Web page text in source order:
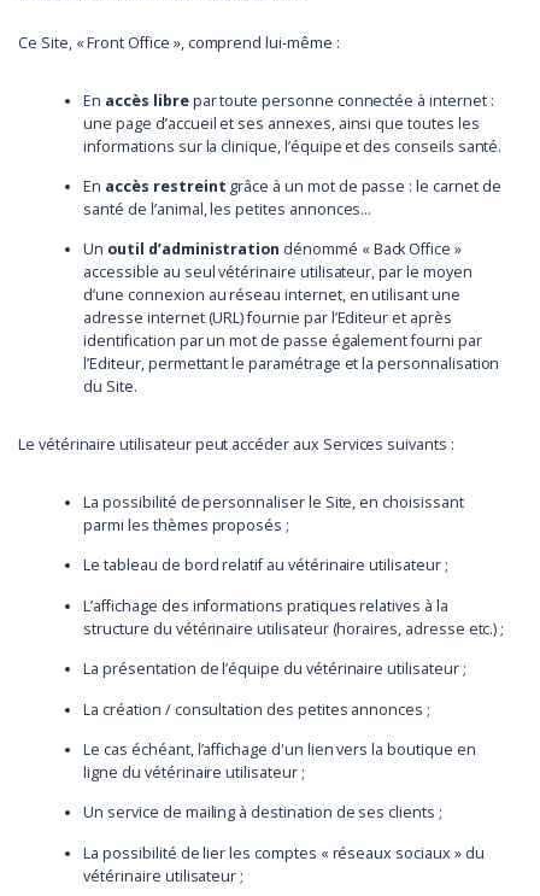
Ce Site, « Front Office », comprend lui-même :
En accès librepar toute personne connectée à internet :
une page d’accueil et ses annexes, ainsi que toutes les
informations sur la clinique, l’équipe et des conseils santé.
En accès restreint grâce à un mot de passe : le carnet de
santé de l’animal, les petites annonces…
Un outil d’administration dénommé « Back Office »
accessible au seul vétérinaire utilisateur, par le moyen
d’une connexion au réseau internet, en utilisant une
adresse internet (URL) fournie par l’Editeur et après
identification par un mot de passe également fourni par
l’Editeur, permettant le paramétrage et la personnalisation
du Site.
Le vétérinaire utilisateur peut accéder aux Services suivants :
La possibilité de personnaliser le Site, en choisissant
parmi les thèmes proposés ;
Le tableau de bord relatif au vétérinaire utilisateur ;
L’affichage des informations pratiques relatives à la
structure du vétérinaire utilisateur (horaires, adresse etc.) ;
La présentation de l’équipe du vétérinaire utilisateur ;
La création / consultation des petites annonces ;
Le cas échéant, l’affichage d'un lien vers la boutique en
ligne du vétérinaire utilisateur ;
Un service de mailing à destination de ses clients ;
La possibilité de lier les comptes « réseaux sociaux » du
vétérinaire utilisateur ;